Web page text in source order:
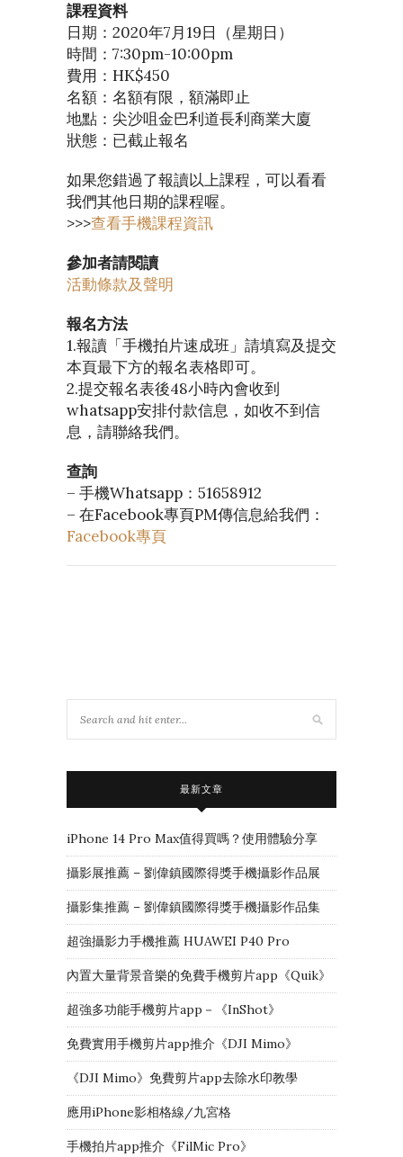
課程資料
日期：2020年7月19日（星期日）
時間：7:30pm-10:00pm
費用：HK$450
名額：名額有限，額滿即止
地點：尖沙咀金巴利道長利商業大廈
狀態：已截止報名
如果您錯過了報讀以上課程，可以看看
我們其他日期的課程喔。
>>>查看手機課程資訊
參加者請閱讀
活動條款及聲明
報名方法
1.報讀「手機拍片速成班」請填寫及提交
本頁最下方的報名表格即可。
2.提交報名表後48小時內會收到
whatsapp安排付款信息，如收不到信
息，請聯絡我們。
查詢
– 手機Whatsapp：51658912
– 在Facebook專頁PM傳信息給我們：
Facebook專頁
最新文章
iPhone 14 Pro Max值得買嗎？使用體驗分享
攝影展推薦 – 劉偉鎮國際得獎手機攝影作品展
攝影集推薦 – 劉偉鎮國際得獎手機攝影作品集
超強攝影力手機推薦 HUAWEI P40 Pro
內置大量背景音樂的免費手機剪片app《Quik》
超強多功能手機剪片app－《InShot》
免費實用手機剪片app推介《DJI Mimo》
《DJI Mimo》免費剪片app去除水印教學
應用iPhone影相格線/九宮格
手機拍片app推介《FilMic Pro》